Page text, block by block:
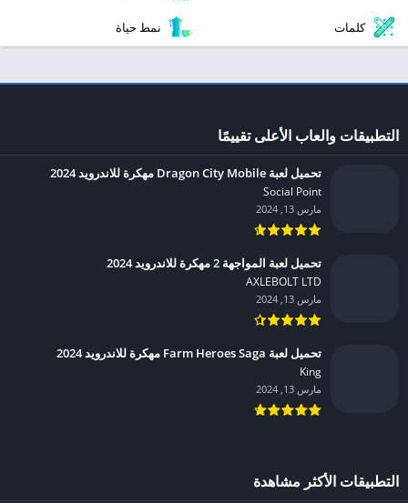
كلمات نمط حياة
التطبيقات والعاب الأعلى تقييمًا
تحميل لعبة Dragon City Mobile مهكرة للاندرويد 2024
Social Point‏
مارس 13, 2024
تحميل لعبة المواجهة 2 مهكرة للاندرويد 2024
AXLEBOLT LTD‏
مارس 13, 2024
تحميل لعبة Farm Heroes Saga مهكرة للاندرويد 2024
King‏
مارس 13, 2024
التطبيقات الأكثر مشاهدة